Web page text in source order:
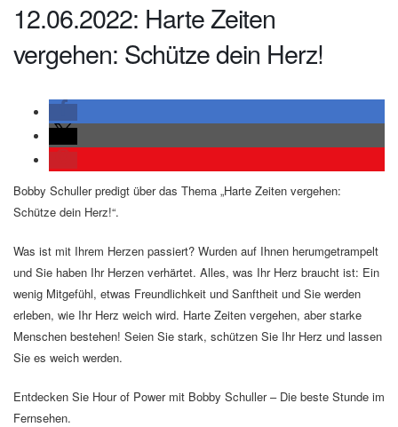
12.06.2022: Harte Zeiten
vergehen: Schütze dein Herz!
Bobby Schuller predigt über das Thema „Harte Zeiten vergehen:
Schütze dein Herz!“.
Was ist mit Ihrem Herzen passiert? Wurden auf Ihnen herumgetrampelt
und Sie haben Ihr Herzen verhärtet. Alles, was Ihr Herz braucht ist: Ein
wenig Mitgefühl, etwas Freundlichkeit und Sanftheit und Sie werden
erleben, wie Ihr Herz weich wird. Harte Zeiten vergehen, aber starke
Menschen bestehen! Seien Sie stark, schützen Sie Ihr Herz und lassen
Sie es weich werden.
Entdecken Sie Hour of Power mit Bobby Schuller – Die beste Stunde im
Fernsehen.